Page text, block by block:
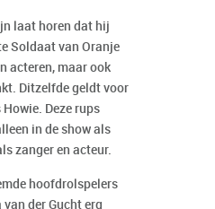
laat horen dat hij
Soldaat van Oranje
acteren, maar ook
Ditzelfde geldt voor
Deze rups
in de show als
zanger en acteur.
hoofdrolspelers
der Gucht erg